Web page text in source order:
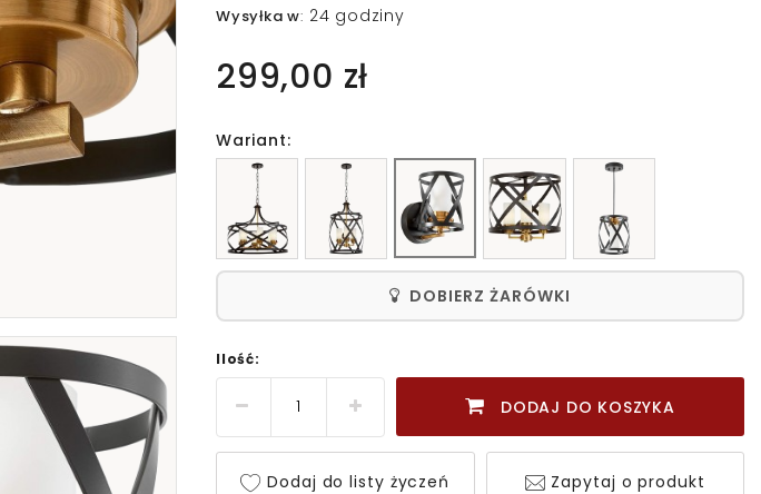
Wysyłka w: 24 godziny
299,00 zł
Wariant:
DOBIERZ ŻARÓWKI
Ilość:
DODAJ DO KOSZYKA
Dodaj do listy życzeń Zapytaj o produkt